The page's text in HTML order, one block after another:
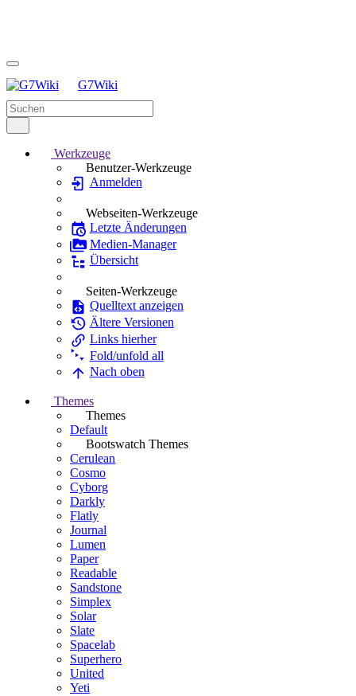
G7Wiki
Werkzeuge
Benutzer-Werkzeuge
Anmelden
Webseiten-Werkzeuge
Letzte Änderungen
Medien-Manager
Übersicht
Seiten-Werkzeuge
Quelltext anzeigen
Ältere Versionen
Links hierher
Fold/unfold all
Nach oben
Themes
Themes
Default
Bootswatch Themes
Cerulean
Cosmo
Cyborg
Darkly
Flatly
Journal
Lumen
Paper
Readable
Sandstone
Simplex
Solar
Slate
Spacelab
Superhero
United
Yeti